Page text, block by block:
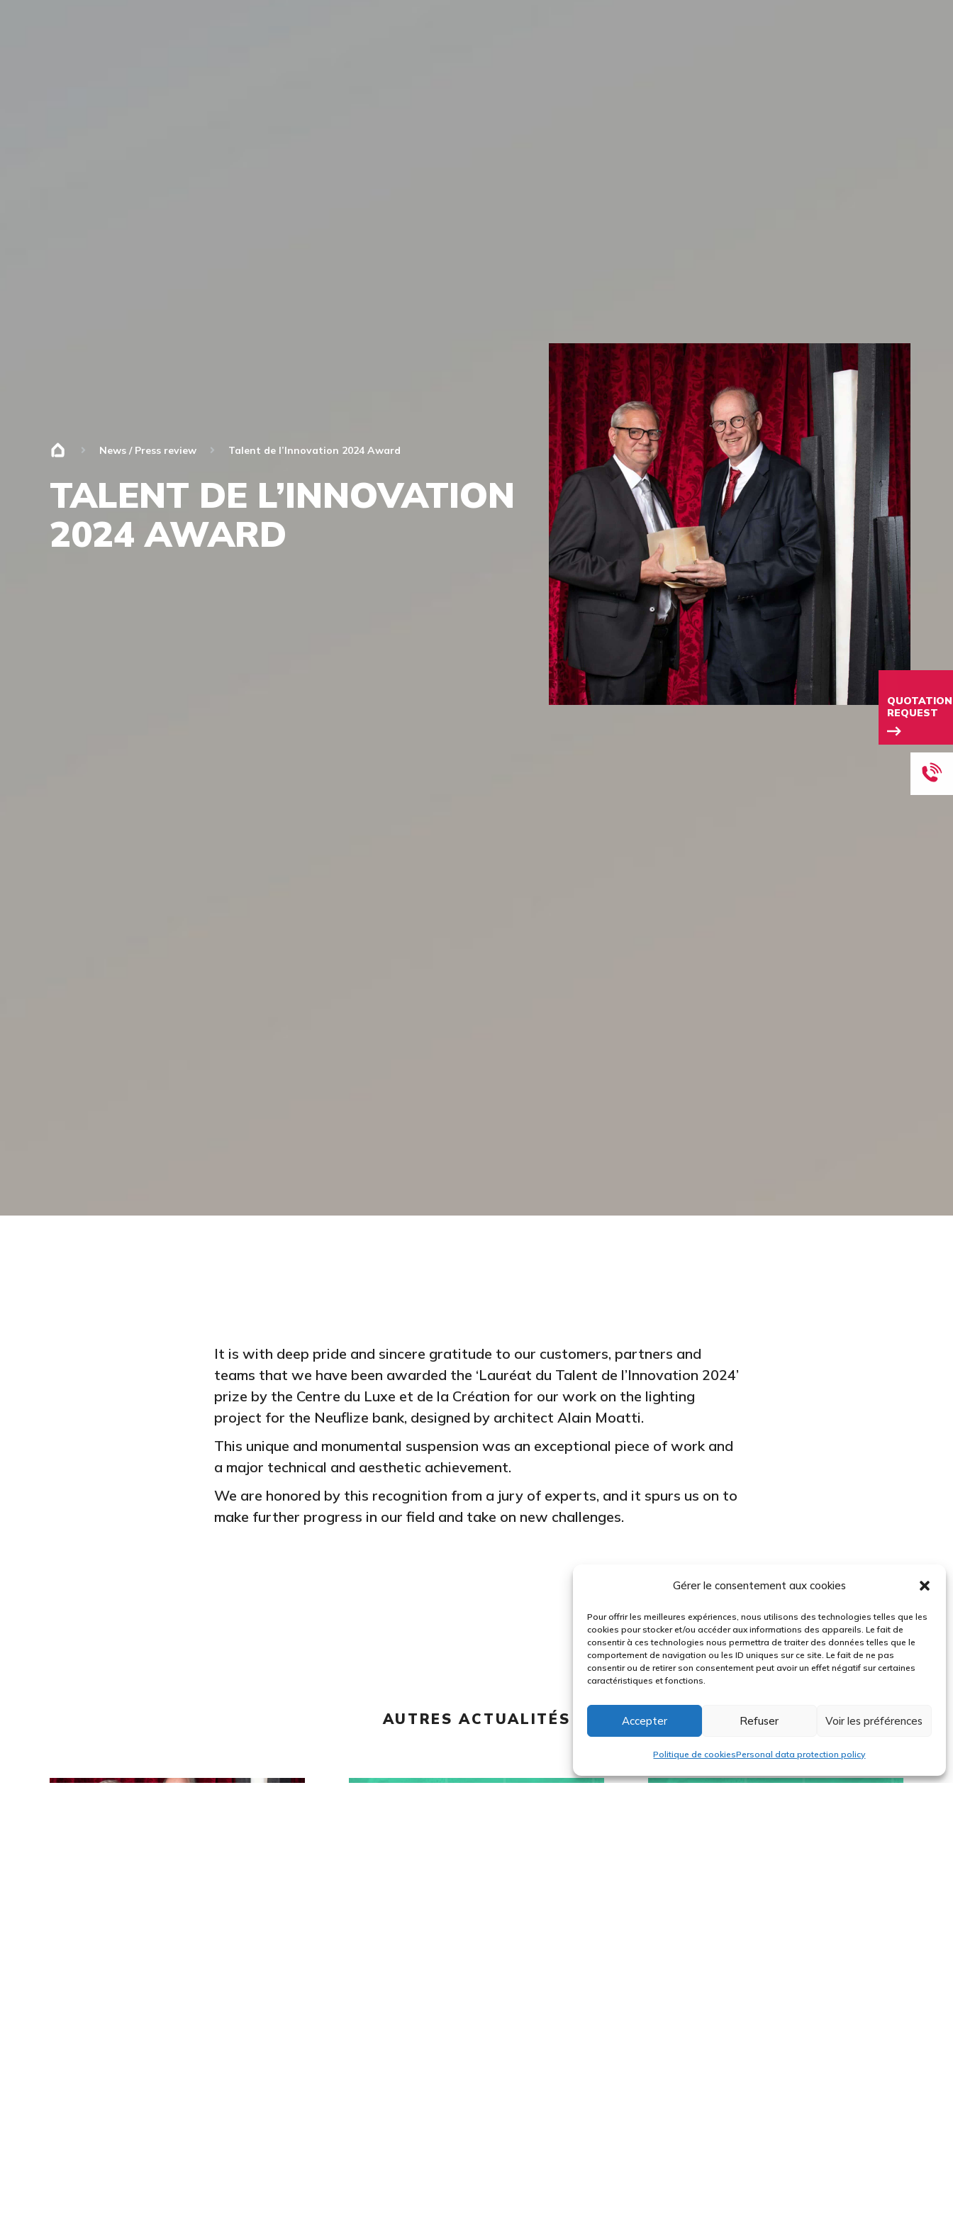
Gérer le consentement aux cookies
Pour offrir les meilleures expériences, nous utilisons des technologies telles que les
cookies pour stocker et/ou accéder aux informations des appareils. Le fait de
consentir à ces technologies nous permettra de traiter des données telles que le
comportement de navigation ou les ID uniques sur ce site. Le fait de ne pas
consentir ou de retirer son consentement peut avoir un effet négatif sur certaines
caractéristiques et fonctions.
Accepter Refuser Voir les préférences
Politique de cookiesPersonal data protection policy
QUOTATION
REQUEST
News / Press review Talent de l’Innovation 2024 Award
TALENT DE L’INNOVATION
2024 AWARD
It is with deep pride and sincere gratitude to our customers, partners and
teams that we have been awarded the ‘Lauréat du Talent de l’Innovation 2024’
prize by the Centre du Luxe et de la Création for our work on the lighting
project for the Neuflize bank, designed by architect Alain Moatti.
This unique and monumental suspension was an exceptional piece of work and
a major technical and aesthetic achievement.
We are honored by this recognition from a jury of experts, and it spurs us on to
make further progress in our field and take on new challenges.
AUTRES ACTUALITÉS